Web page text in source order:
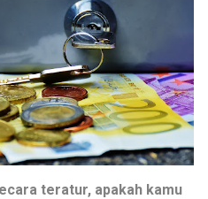
teratur, apakah kamu